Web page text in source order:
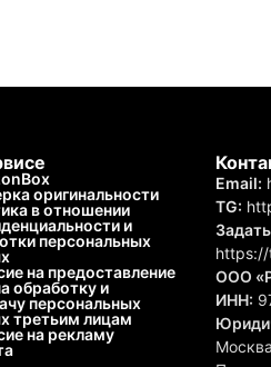
оригинальности
в отношении
и
персональных
на предоставление
обработку и
персональных
третьим лицам
на рекламу
Email:
TG:
https://
ООО
ИНН: